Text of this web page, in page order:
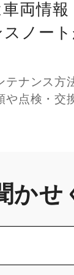
両情報
ノー
ナンス方
や点検・交
かせ